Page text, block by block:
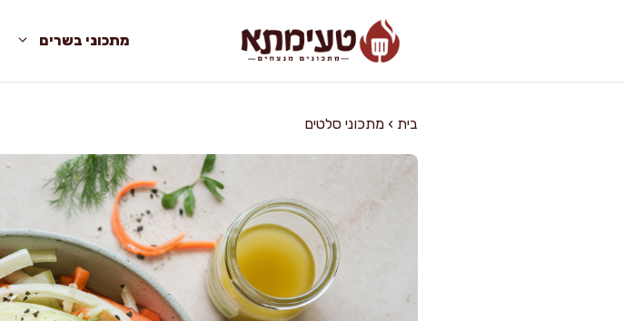
מתכוני בשרים
בית › מתכוני סלטים